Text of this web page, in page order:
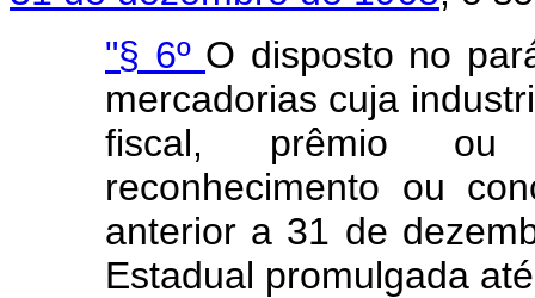
"§ 6º O disposto no
mercadorias cuja
fiscal, prêmio ou
reconhecimento ou
anterior a 31 de
Estadual promulgada